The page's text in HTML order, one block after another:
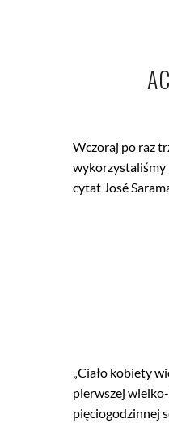
Wczoraj po raz
wykorzystaliśmy
cytat José
„Ciało kobiety
pierwszej
pięciogodzinnej